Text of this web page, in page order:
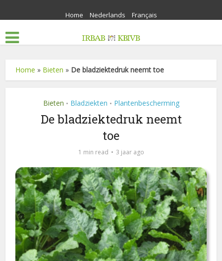
Home Nederlands Français
Home » Bieten » De bladziektedruk neemt toe
Bieten • Bladziekten • Plantenbescherming
De bladziektedruk neemt
toe
1 min read 3 jaar ago